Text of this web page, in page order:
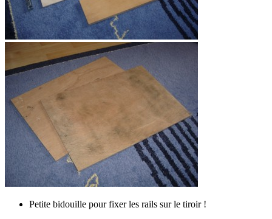
Petite bidouille pour fixer les rails sur le tiroir !